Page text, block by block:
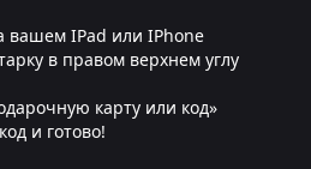
вашем IPad или IPhone
в правом верхнем углу
карту или код»
и готово!